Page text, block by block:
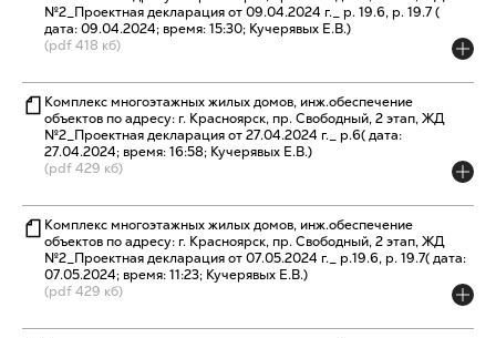
№2_Проектная декларация от 09.04.2024 г._ р. 19.6, р. 19.7 (
дата: 09.04.2024; время: 15:30; Кучерявых Е.В.)
(pdf 418 кб)
Комплекс многоэтажных жилых домов, инж.обеспечение
объектов по адресу: г. Красноярск, пр. Свободный, 2 этап, ЖД
№2_Проектная декларация от 27.04.2024 г._ р.6( дата:
27.04.2024; время: 16:58; Кучерявых Е.В.)
(pdf 429 кб)
Комплекс многоэтажных жилых домов, инж.обеспечение
объектов по адресу: г. Красноярск, пр. Свободный, 2 этап, ЖД
№2_Проектная декларация от 07.05.2024 г._ р.19.6, р. 19.7( дата:
07.05.2024; время: 11:23; Кучерявых Е.В.)
(pdf 429 кб)